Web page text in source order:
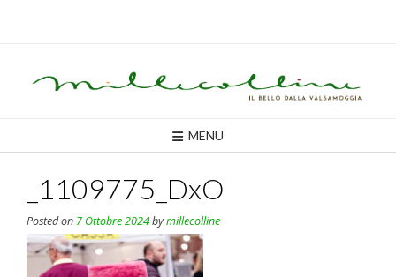
MENU
_1109775_DxO
Posted on 7 Ottobre 2024bymillecolline